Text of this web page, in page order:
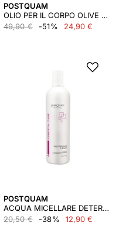
POSTQUAM
OLIO PER IL CORPO OLIVE POSTQUAM 100 ML
49,90 €
-51% 24,90 €
POSTQUAM
ACQUA MICELLARE DETERGENTE PER LA CURA DEL VISO 200 ML.
20,50 €
-38% 12,90 €